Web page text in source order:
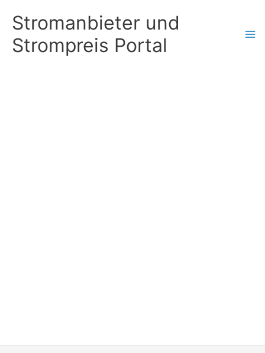
Inhalt
springen
Stromanbieter und
Strompreis Portal